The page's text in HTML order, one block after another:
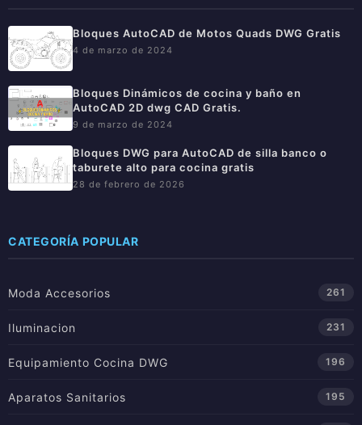
Bloques AutoCAD de Motos Quads DWG Gratis
4 de marzo de 2024
Bloques Dinámicos de cocina y baño en
AutoCAD 2D dwg CAD Gratis.
9 de marzo de 2024
Bloques DWG para AutoCAD de silla banco o
taburete alto para cocina gratis
28 de febrero de 2026
CATEGORÍA POPULAR
Moda Accesorios 261
Iluminacion 231
Equipamiento Cocina DWG 196
Aparatos Sanitarios 195